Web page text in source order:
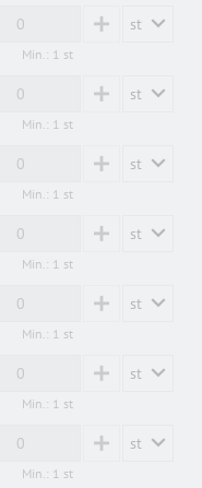
PLUSst
Min.: 1 st
PLUSst
Min.: 1 st
PLUSst
Min.: 1 st
PLUSst
Min.: 1 st
PLUSst
Min.: 1 st
PLUSst
Min.: 1 st
PLUSst
Min.: 1 st